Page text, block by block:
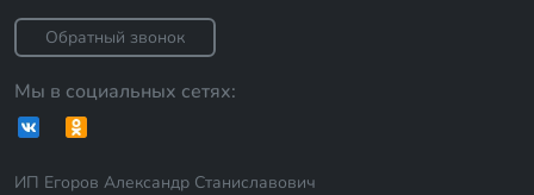
Обратный звонок
Мы в социальных сетях:
ИП Егоров Александр Станиславович